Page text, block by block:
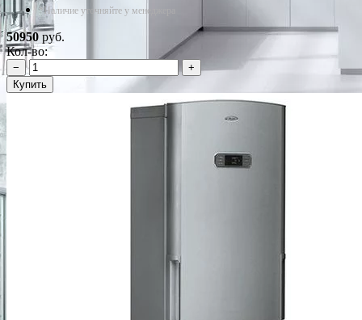
*Наличие уточняйте у менеджера
50950 руб.
Кол-во:
−
+
Купить